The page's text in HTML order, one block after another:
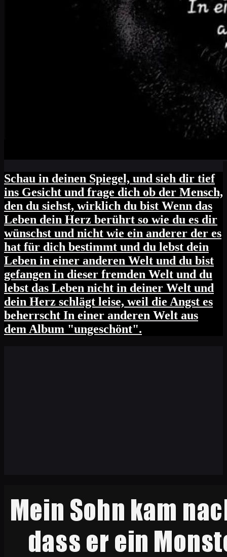
Schau in deinen Spiegel, und sieh dir tief
ins Gesicht und frage dich ob der Mensch,
den du siehst, wirklich du bist Wenn das
Leben dein Herz berührt so wie du es dir
wünschst und nicht wie ein anderer der es
hat für dich bestimmt und du lebst dein
Leben in einer anderen Welt und du bist
gefangen in dieser fremden Welt und du
lebst das Leben nicht in deiner Welt und
dein Herz schlägt leise, weil die Angst es
beherrscht In einer anderen Welt aus
dem Album "ungeschönt".